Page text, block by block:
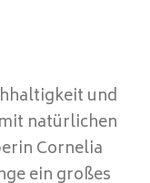
und
natürlichen
Cornelia
ein großes